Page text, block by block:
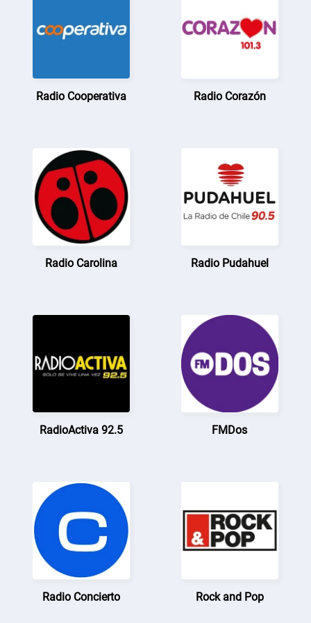
Radio Cooperativa Radio Corazón
Radio Carolina Radio Pudahuel
RadioActiva 92.5 FMDos
Radio Concierto Rock and Pop